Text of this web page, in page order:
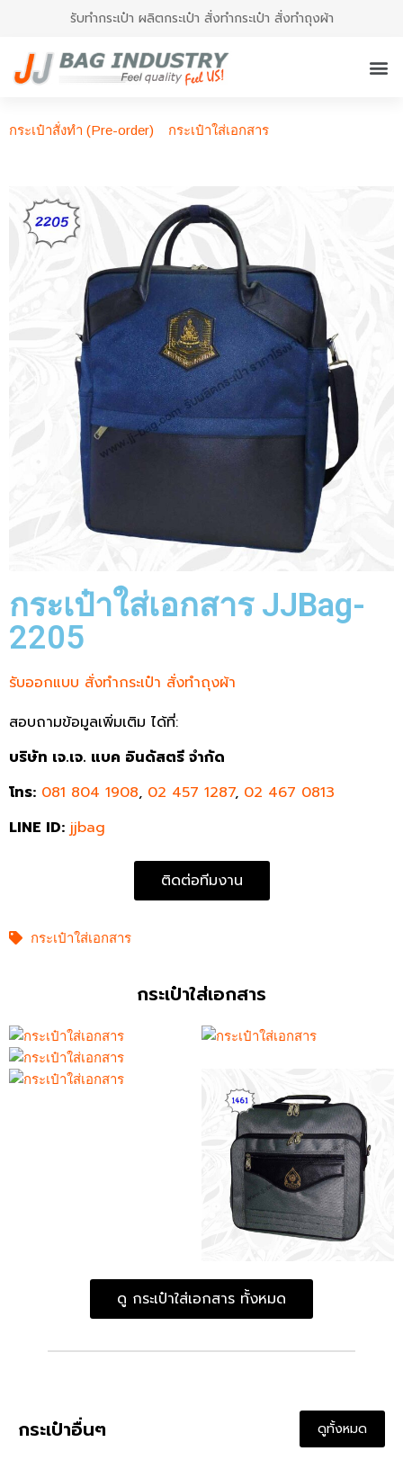
รับทำกระเป๋า ผลิตกระเป๋า สั่งทำกระเป๋า สั่งทำถุงผ้า
กระเป๋าสั่งทำ (Pre-order) กระเป๋าใส่เอกสาร
กระเป๋าใส่เอกสาร JJBag-
2205
รับออกแบบ สั่งทำกระเป๋า สั่งทำถุงผ้า
สอบถามข้อมูลเพิ่มเติม ได้ที่:
บริษัท เจ.เจ. แบค อินดัสตรี จำกัด
โทร: 081 804 1908, 02 457 1287, 02 467 0813
LINE ID: jjbag
ติดต่อทีมงาน
กระเป๋าใส่เอกสาร
กระเป๋าใส่เอกสาร
ดู กระเป๋าใส่เอกสาร ทั้งหมด
กระเป๋าอื่นๆ ดูทั้งหมด